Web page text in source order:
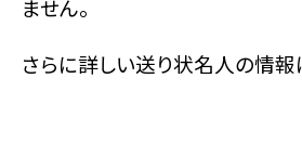
ません。
さらに詳しい送り状名人の情報